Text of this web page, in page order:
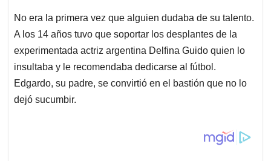
No era la primera vez que alguien dudaba de su talento.
A los 14 años tuvo que soportar los desplantes de la
experimentada actriz argentina Delfina Guido quien lo
insultaba y le recomendaba dedicarse al fútbol.
Edgardo, su padre, se convirtió en el bastión que no lo
dejó sucumbir.